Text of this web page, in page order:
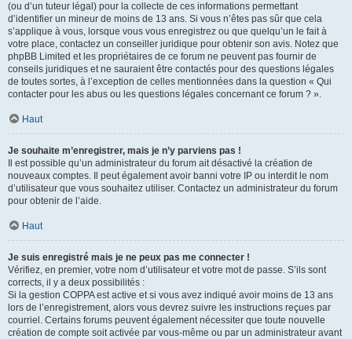
(ou d’un tuteur légal) pour la collecte de ces informations permettant
d’identifier un mineur de moins de 13 ans. Si vous n’êtes pas sûr que cela
s’applique à vous, lorsque vous vous enregistrez ou que quelqu’un le fait à
votre place, contactez un conseiller juridique pour obtenir son avis. Notez que
phpBB Limited et les propriétaires de ce forum ne peuvent pas fournir de
conseils juridiques et ne sauraient être contactés pour des questions légales
de toutes sortes, à l’exception de celles mentionnées dans la question « Qui
contacter pour les abus ou les questions légales concernant ce forum ? ».
Haut
Je souhaite m’enregistrer, mais je n’y parviens pas !
Il est possible qu’un administrateur du forum ait désactivé la création de
nouveaux comptes. Il peut également avoir banni votre IP ou interdit le nom
d’utilisateur que vous souhaitez utiliser. Contactez un administrateur du forum
pour obtenir de l’aide.
Haut
Je suis enregistré mais je ne peux pas me connecter !
Vérifiez, en premier, votre nom d’utilisateur et votre mot de passe. S’ils sont
corrects, il y a deux possibilités :
Si la gestion COPPA est active et si vous avez indiqué avoir moins de 13 ans
lors de l’enregistrement, alors vous devrez suivre les instructions reçues par
courriel. Certains forums peuvent également nécessiter que toute nouvelle
création de compte soit activée par vous-même ou par un administrateur avant